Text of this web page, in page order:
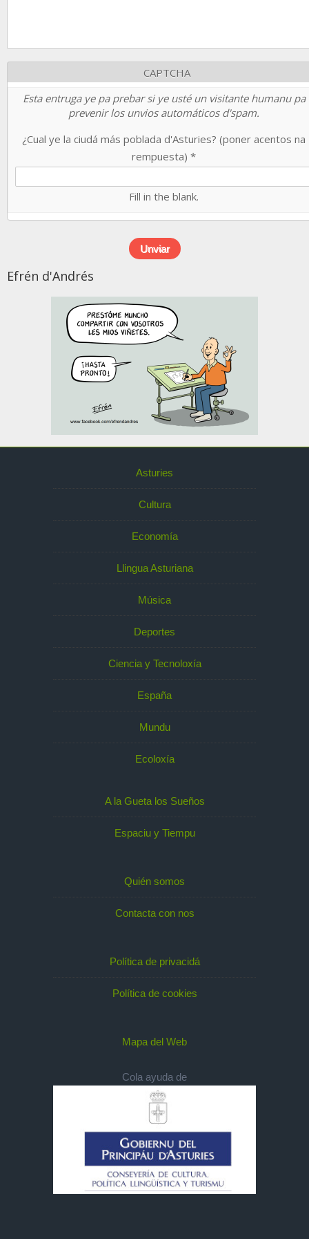
CAPTCHA
Esta entruga ye pa prebar si ye usté un visitante humanu pa
prevenir los unvios automáticos d'spam.
¿Cual ye la ciudá más poblada d'Asturies? (poner acentos na
rempuesta) *
Fill in the blank.
Efrén d'Andrés
Asturies
Cultura
Economía
Llingua Asturiana
Música
Deportes
Ciencia y Tecnoloxía
España
Mundu
Ecoloxía
A la Gueta los Sueños
Espaciu y Tiempu
Quién somos
Contacta con nos
Política de privacidá
Política de cookies
Mapa del Web
Cola ayuda de